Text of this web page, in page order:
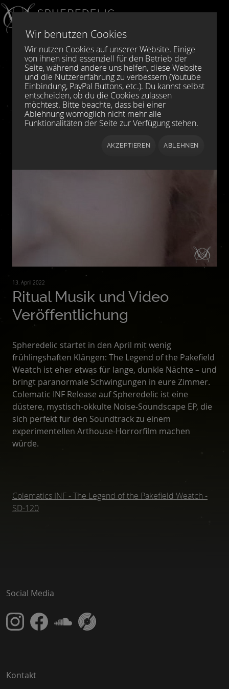
Sprache auswählen
13. April 2022
Ritual Musik und Video
Veröffentlichung
Spheredelic startet in den April mit wenig
frühlingshaften Klängen: The Legend of the Pakefield
Weatch ist eher etwas für lange, dunkle Nächte – und
bringt paranormale Schwingungen in eure Zimmer.
Colematic INF Release auf Spheredelic ist eine
düstere, mystisch-okkulte Noise-Soundscape EP, die
sich perfekt für den Soundtrack zu einem
experimentellen Arthouse-Horrorfilm machen
würde.
Colematics INF - The Legend of the Pakefield Weatch -
SD-120
Social Media
Kontakt
Wir benutzen Cookies
Wir nutzen Cookies auf unserer Website. Einige
von ihnen sind essenziell für den Betrieb der
Seite, während andere uns helfen, diese Website
und die Nutzererfahrung zu verbessern (Youtube
Einbindung, PayPal Buttons, etc.). Du kannst selbst
entscheiden, ob du die Cookies zulassen
möchtest. Bitte beachte, dass bei einer
Ablehnung womöglich nicht mehr alle
Funktionalitäten der Seite zur Verfügung stehen.
AKZEPTIEREN ABLEHNEN